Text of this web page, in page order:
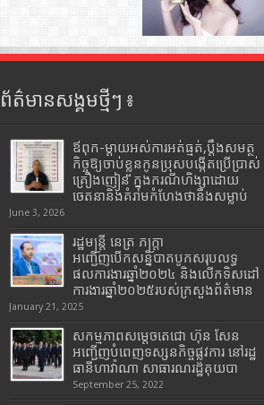
ព័ត៌មានសង្គមថ្មីៗ ៖
ឪពុក-ម្ដាយអស់ការអត់ធ្មត់,ប្ដឹងសមត្ថ
កិច្ចឱ្យចាប់ខ្លួនកូនប្រុសបង្កើតប្រើប្រាស់
គ្រឿងញៀន ក្នុងករណីហិង្សាដោយ
ចេតនានិងគំរាមកំហែងថានឹងសម្លាប់
June 3, 2026
រដ្ឋមន្រ្តី​ នេត្រ​ ភក្ត្រា​
អញ្ជើញបើកសន្និបាតបូកសរុបលទ្ធ
ផលការងារឆ្នាំ២០២៤ និងលើកទិសដៅ
ការងារឆ្នាំ២០២៥របស់​ក្រសួង​ព័ត៌មាន​
January 21, 2025
សកម្មភាពសម្តេចតេជោ ហ៊ុន សែន
អញ្ជើញបំពេញទស្សនកិច្ចផ្លូវការ នៅរដ្ឋ
ធានីហាវ៉ាណា សាធារណរដ្ឋគុយបា
September 25, 2022